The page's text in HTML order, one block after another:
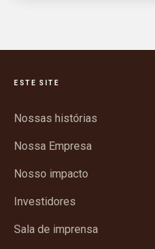
ESTE SITE
Nossas histórias
Nossa Empresa
Nosso impacto
Investidores
Sala de imprensa